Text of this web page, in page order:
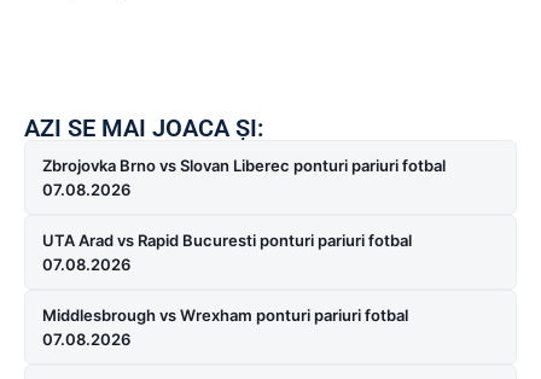
AZI SE MAI JOACA ȘI:
Zbrojovka Brno vs Slovan Liberec ponturi pariuri fotbal
07.08.2026
UTA Arad vs Rapid Bucuresti ponturi pariuri fotbal
07.08.2026
Middlesbrough vs Wrexham ponturi pariuri fotbal
07.08.2026